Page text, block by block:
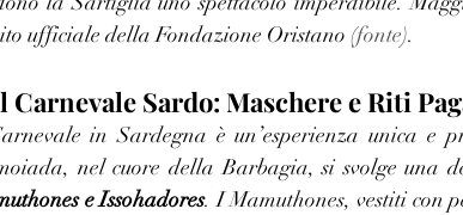
ufficiale della Fondazione Oristano (fonte).
Carnevale Sardo: Maschere e Riti
in Sardegna è un’esperienza unica e
e Issohadores. I Mamuthones, vestiti con